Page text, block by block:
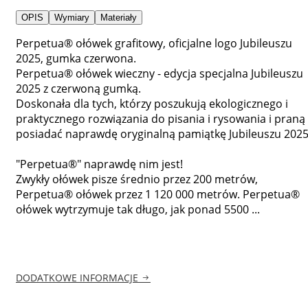
OPIS Wymiary Materiały
Perpetua® ołówek grafitowy, oficjalne logo Jubileuszu
2025, gumka czerwona.
Perpetua® ołówek wieczny - edycja specjalna Jubileuszu
2025 z czerwoną gumką.
Doskonała dla tych, którzy poszukują ekologicznego i
praktycznego rozwiązania do pisania i rysowania i praną
posiadać naprawdę oryginalną pamiątkę Jubileuszu
"Perpetua®" naprawdę nim jest!
Zwykły ołówek pisze średnio przez 200 metrów,
Perpetua® ołówek przez 1 120 000 metrów. Perpetua®
ołówek wytrzymuje tak długo, jak ponad 5500 ...
DODATKOWE INFORMACJE